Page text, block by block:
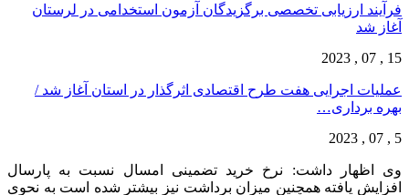
فرآیند ارزیابی تخصصی برگزیدگان آزمون استخدامی در لرستان
آغاز شد
15 , 07 , 2023
عملیات اجرایی هفت طرح اقتصادی اثرگذار در استان آغاز شد /
بهره برداری…
5 , 07 , 2023
وی اظهار داشت: نرخ خرید تضمینی امسال نسبت به پارسال
افزایش یافته همچنین میزان برداشت نیز بیشتر شده است به نحوی